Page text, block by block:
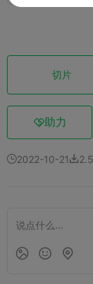
切片
助力
2022-10-21